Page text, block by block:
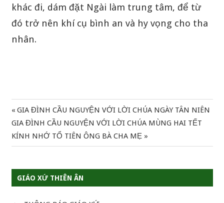
GIÁO XỨ THIÊN ÂN
khác đi, dám đặt Ngài làm trung tâm, để từ
đó trở nên khí cụ bình an và hy vọng cho tha
nhân.
Điều
hướng
viết
Previous
Post:
GIA ĐÌNH CẦU NGUYỆN VỚI LỜI CHÚA NGÀY TÂN NIÊN
Next
Post:
GIA ĐÌNH CẦU NGUYỆN VỚI LỜI CHÚA MÙNG HAI TẾT
KÍNH NHỚ TỔ TIÊN ÔNG BÀ CHA MẸ